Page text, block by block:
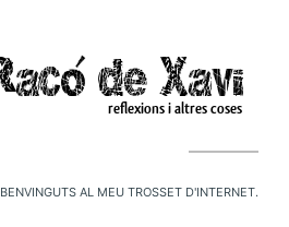
Benvinguts al meu trosset d'internet.